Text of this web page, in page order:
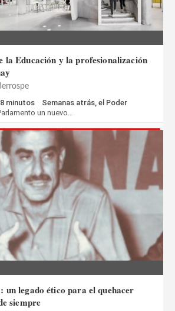
la Educación y la profesionalización
minutos Semanas atrás, el Poder
un nuevo…
un legado ético para el quehacer
siempre